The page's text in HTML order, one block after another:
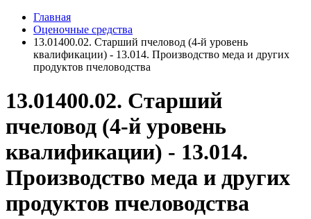
Главная
Оценочные средства
13.01400.02. Старший пчеловод (4-й уровень
квалификации) - 13.014. Производство меда и других
продуктов пчеловодства
13.01400.02. Старший
пчеловод (4-й уровень
квалификации) - 13.014.
Производство меда и других
продуктов пчеловодства